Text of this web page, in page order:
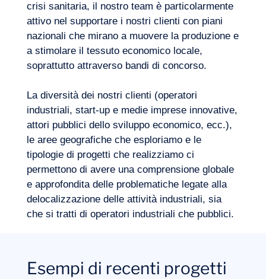
delocalizzare le mie attività? Dove e come
dovremmo iniziare a ridurre il rischio,
attuando gradualmente la
delocalizzazione? Come si possono
individuare nuovi partner? Qual è l’impatto
finanziamenti pubblici applicabili al mio
progetto?
Quali settori strategici dovrebbero essere
privilegiati? Quali possibili leve possono
incoraggiare questa delocalizzazione?
Quali sono le competenze e le formazioni
attese?
Come si può definire la mia strategia di
sviluppo economico in modo da
promuovere il trasferimento di nuovi
formazioni e gli sviluppi delle competenze
da privilegiare per rendere la regione più
attraente? Quali progetti industriali su larga
scala potrebbero portare alla creazione di
nuovi mercati e bisogni?
Come si inserisce la delocalizzazione delle
attività nella mia roadmap per la riduzione
delle emissioni di carbonio? Quali
strumenti di distribuzione e di gestione si
performance possono essere utilizzati?
Quali strumenti dovrebbero essere messi
a disposizione degli operatori del settore
per aiutarli a visualizzare le possibili
strategie e il loro impatto sulla riduzione
delle emissioni di carbonio?
crisi sanitaria, il nostro team è particolarmente
attivo nel supportare i nostri clienti con piani
nazionali che mirano a muovere la produzione e
a stimolare il tessuto economico locale,
soprattutto attraverso bandi di concorso.
La diversità dei nostri clienti (operatori
industriali, start-up e medie imprese innovative,
attori pubblici dello sviluppo economico, ecc.),
le aree geografiche che esploriamo e le
tipologie di progetti che realizziamo ci
permettono di avere una comprensione globale
e approfondita delle problematiche legate alla
delocalizzazione delle attività industriali, sia
che si tratti di operatori industriali che pubblici.
Esempi di recenti progetti